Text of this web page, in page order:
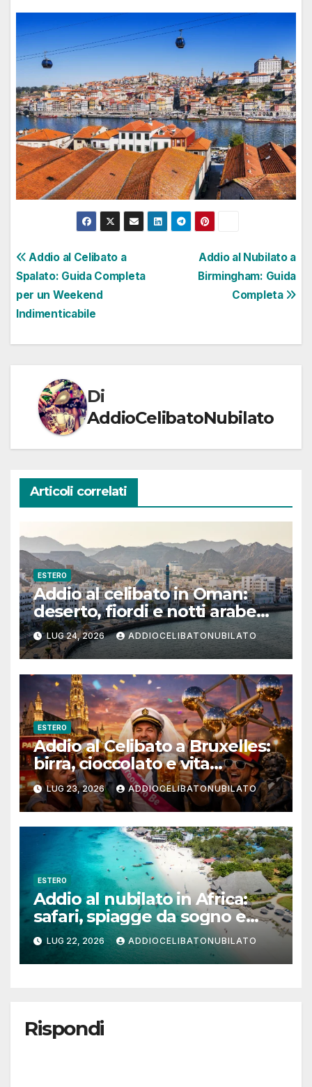
Navigazione
articoli
Addio al Nubilato a
Birmingham: Guida
Completa
Addio al Celibato a
Spalato: Guida Completa
per un Weekend
Indimenticabile
Di
AddioCelibatoNubilato
Articoli correlati
ESTERO
Addio al celibato in Oman:
deserto, fiordi e notti arabe
tra Muscat e Musandam
LUG 24, 2026 ADDIOCELIBATONUBILATO
ESTERO
Addio al Celibato a Bruxelles:
birra, cioccolato e vita
notturna per un weekend
indimenticabile
LUG 23, 2026 ADDIOCELIBATONUBILATO
ESTERO
Addio al nubilato in Africa:
safari, spiagge da sogno e
città magiche
LUG 22, 2026 ADDIOCELIBATONUBILATO
Rispondi